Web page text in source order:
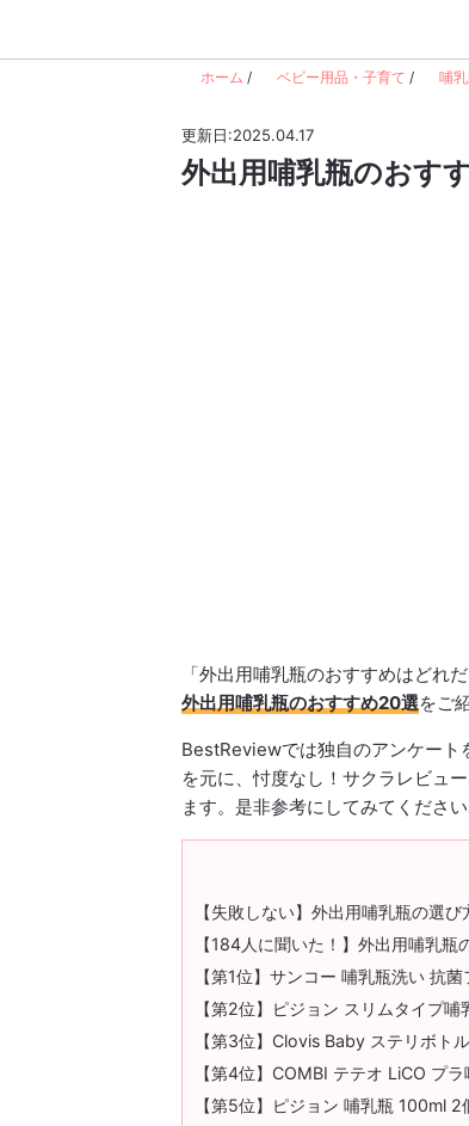
ホーム / ベビー用品・子育て / 哺
更新日:2025.04.17
外出用哺乳瓶のおす
「外出用哺乳瓶のおすすめはどれ
外出用哺乳瓶のおすすめ20選をご
BestReviewでは独自のアンケート
を元に、忖度なし！サクラレビュ
ます。是非参考にしてみてください
【失敗しない】外出用哺乳瓶の選び
【184人に聞いた！】外出用哺乳
【第1位】サンコー 哺乳瓶洗い 抗
【第2位】ピジョン スリムタイプ
【第3位】Clovis Baby ステリボト
【第4位】COMBI テテオ LiCO プ
【第5位】ピジョン 哺乳瓶 100ml 2